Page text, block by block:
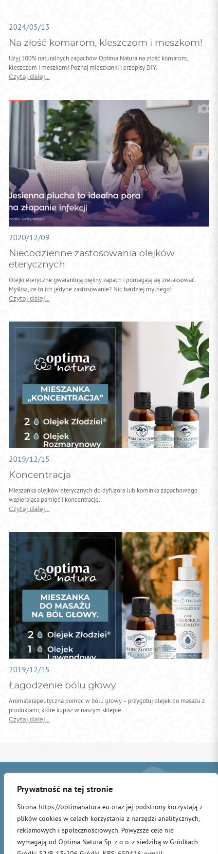
Prywatność na tej stronie
Strona https://optimanatura.eu oraz jej podstrony korzystają z
plików cookies w celach korzystania z narzędzi analitycznych,
reklamowych i społecznościowych. Powyższe cele nie
wymagają od Optima Natura Sp. z o o. z siedzibą w Gródkach
2024/05/13
Na złość komarom, kleszczom i meszkom!
Użyj 100% naturalnych zapachów Optima Natura na złość komarom,
kleszczom i meszkom! Poznaj mieszkanki i przepisy DIY.
Czytaj dalej...
2020/12/09
Niecodzienne zastosowania olejków
eterycznych
Olejki eteryczne gwarantują piękny zapach i pomagają się zrelaksować.
Myślisz, że to ich jedyne zastosowanie? Nic bardziej mylnego!
Czytaj dalej...
2019/12/15
Koncentracja
Mieszanka olejków eterycznych do dyfuzora lub kominka zapachowego
wspierająca pamięć i koncentrację.
Czytaj dalej...
2019/12/15
Łagodzenie bólu głowy
Aromaterapeutyczna pomoc w bólu głowy – przygotuj olejek do masażu z
produktami, które kupisz w naszym sklepie.
Czytaj dalej...
STRONA
GŁÓWNAPRODUKTYMISJAINSPIRACJEAKTUALNOŚCI OLEJEK
DEUTSCH
ENGLISH ITALIANO POLSKI